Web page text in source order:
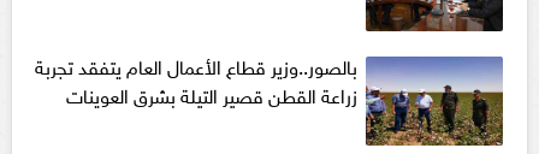
بالصور..وزير قطاع الأعمال العام يتفقد تجربة
زراعة القطن قصير التيلة بشرق العوينات